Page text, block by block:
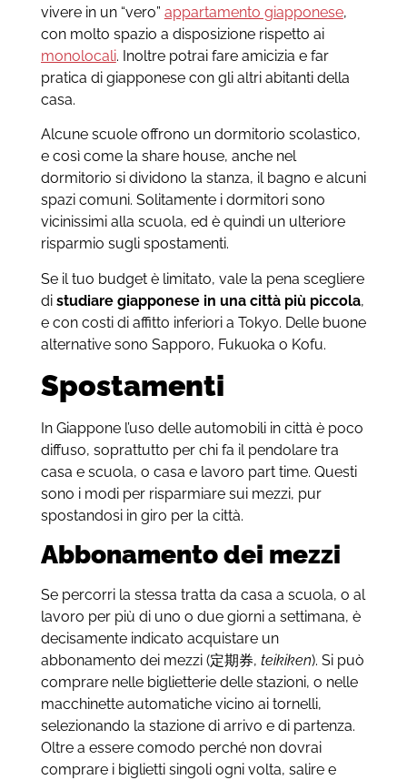
vivere in un “vero” appartamento giapponese,
con molto spazio a disposizione rispetto ai
monolocali. Inoltre potrai fare amicizia e far
pratica di giapponese con gli altri abitanti della
casa.
Alcune scuole offrono un dormitorio scolastico,
e così come la share house, anche nel
dormitorio si dividono la stanza, il bagno e alcuni
spazi comuni. Solitamente i dormitori sono
vicinissimi alla scuola, ed è quindi un ulteriore
risparmio sugli spostamenti.
Se il tuo budget è limitato, vale la pena scegliere
di studiare giapponese in una città più piccola,
e con costi di affitto inferiori a Tokyo. Delle buone
alternative sono Sapporo, Fukuoka o Kofu.
Spostamenti
In Giappone l’uso delle automobili in città è poco
diffuso, soprattutto per chi fa il pendolare tra
casa e scuola, o casa e lavoro part time. Questi
sono i modi per risparmiare sui mezzi, pur
spostandosi in giro per la città.
Abbonamento dei mezzi
Se percorri la stessa tratta da casa a scuola, o al
lavoro per più di uno o due giorni a settimana, è
decisamente indicato acquistare un
abbonamento dei mezzi (定期券, teikiken). Si può
comprare nelle biglietterie delle stazioni, o nelle
macchinette automatiche vicino ai tornelli,
selezionando la stazione di arrivo e di partenza.
Oltre a essere comodo perché non dovrai
comprare i biglietti singoli ogni volta, salire e